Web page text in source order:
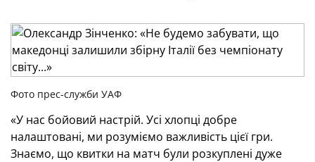
Фото прес-служби УАФ
«У нас бойовий настрій. Усі хлопці добре
налаштовані, ми розуміємо важливість цієї гри.
Знаємо, що квитки на матч були розкуплені дуже